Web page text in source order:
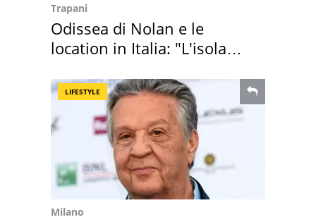
Trapani
Odissea di Nolan e le
location in Italia: "L'isola
LIFESTYLE
Milano